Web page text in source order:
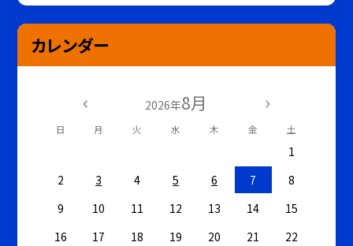
カレンダー
2026年8月
日 月 火 水 木 金 土
1
2
3 4 5 6 7
8
9
10 11 12 13 14
15
16
17 18 19 20 21
22